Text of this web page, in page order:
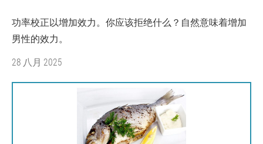
功率校正以增加效力。你应该拒绝什么？自然意味着增加
男性的效力。
28 八月 2025